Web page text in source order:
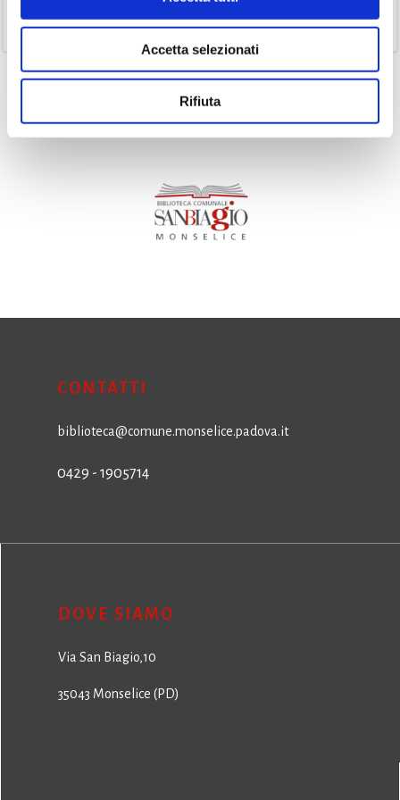
Accetta selezionati
Rifiuta
Volumi(11)
CONTATTI
biblioteca@comune.monselice.padova.it
0429 - 1905714
DOVE SIAMO
Via San Biagio,10
35043 Monselice (PD)